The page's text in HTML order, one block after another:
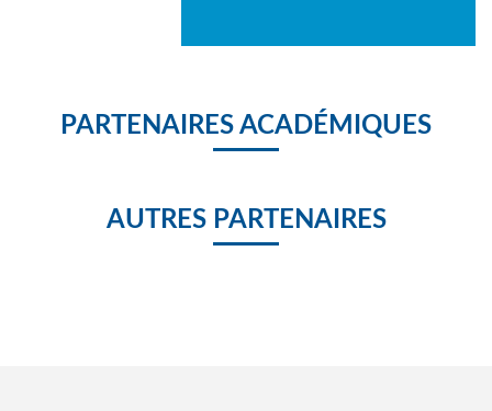
PARTENAIRES ACADÉMIQUES
AUTRES PARTENAIRES